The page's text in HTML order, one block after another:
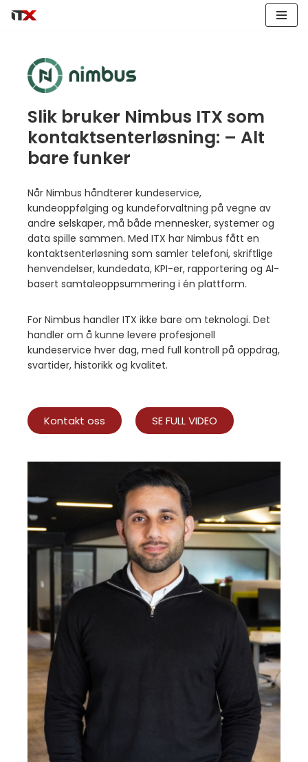
innholdet
Slik bruker Nimbus ITX som
kontaktsenterløsning: – Alt
bare funker
Når Nimbus håndterer kundeservice,
kundeoppfølging og kundeforvaltning på vegne av
andre selskaper, må både mennesker, systemer og
data spille sammen. Med ITX har Nimbus fått en
kontaktsenterløsning som samler telefoni, skriftlige
henvendelser, kundedata, KPI-er, rapportering og AI-
basert samtaleoppsummering i én plattform.
For Nimbus handler ITX ikke bare om teknologi. Det
handler om å kunne levere profesjonell
kundeservice hver dag, med full kontroll på oppdrag,
svartider, historikk og kvalitet.
Kontakt oss SE FULL VIDEO